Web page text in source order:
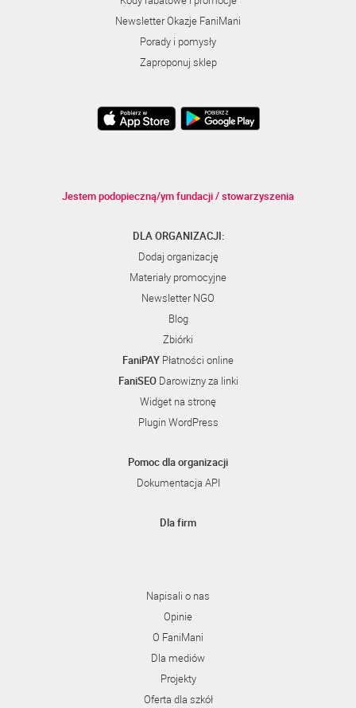
Newsletter Okazje FaniMani
Porady i pomysły
Zaproponuj sklep
Jestem podopieczną/ym fundacji / stowarzyszenia
DLA ORGANIZACJI:
Dodaj organizację
Materiały promocyjne
Newsletter NGO
Blog
Zbiórki
FaniPAY Płatności online
FaniSEODarowizny za linki
Widget na stronę
Plugin WordPress
Pomoc dla organizacji
Dokumentacja API
Dla firm
Napisali o nas
Opinie
O FaniMani
Dla mediów
Projekty
Oferta dla szkół